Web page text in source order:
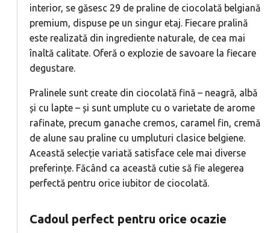
interior, se găsesc 29 de praline de ciocolată belgiană
premium, dispuse pe un singur etaj. Fiecare pralină
este realizată din ingrediente naturale, de cea mai
înaltă calitate. Oferă o explozie de savoare la fiecare
degustare.
Pralinele sunt create din ciocolată fină – neagră, albă
și cu lapte – și sunt umplute cu o varietate de arome
rafinate, precum ganache cremos, caramel fin, cremă
de alune sau praline cu umpluturi clasice belgiene.
Această selecție variată satisface cele mai diverse
preferințe. Făcând ca această cutie să fie alegerea
perfectă pentru orice iubitor de ciocolată.
Cadoul perfect pentru orice ocazie